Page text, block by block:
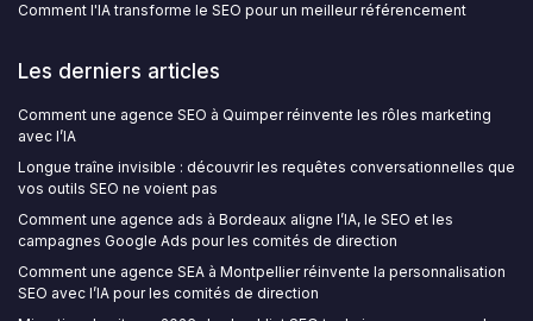
Comment l'IA transforme le SEO pour un meilleur référencement
Les derniers articles
Comment une agence SEO à Quimper réinvente les rôles marketing
avec l’IA
Longue traîne invisible : découvrir les requêtes conversationnelles que
vos outils SEO ne voient pas
Comment une agence ads à Bordeaux aligne l’IA, le SEO et les
campagnes Google Ads pour les comités de direction
Comment une agence SEA à Montpellier réinvente la personnalisation
SEO avec l’IA pour les comités de direction